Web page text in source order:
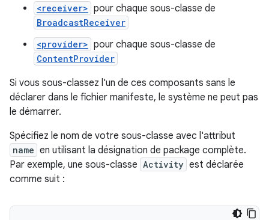
<receiver> pour chaque sous-classe de
BroadcastReceiver
<provider> pour chaque sous-classe de
ContentProvider
Si vous sous-classez l'un de ces composants sans le
déclarer dans le fichier manifeste, le système ne peut pas
le démarrer.
Spécifiez le nom de votre sous-classe avec l'attribut
name en utilisant la désignation de package complète.
Par exemple, une sous-classe Activity est déclarée
comme suit :